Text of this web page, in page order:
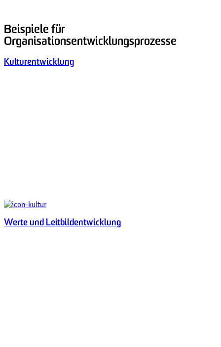
Beispiele für
Organisationsentwicklungsprozesse
Kulturentwicklung
Werte und Leitbildentwicklung